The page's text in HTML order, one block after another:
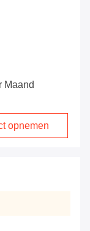
Maand
opnemen